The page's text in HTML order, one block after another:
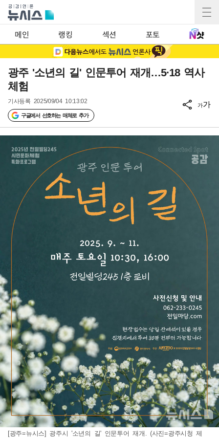
메인 랭킹 섹션 포토
광주 '소년의 길' 인문투어 재개…5·18 역사
체험
기사등록 2025/09/04 10:13:02
구글에서 선호하는 매체로 추가
가가
[광주=뉴시스] 광주시 '소년의 길' 인문투어 재개. (사진=광주시청 제